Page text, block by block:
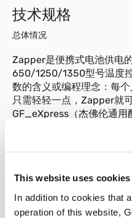
This website uses cookies
In addition to cookies that
operation of this website,
技术规格
总体情况
Zapper是便携式电池供电
650/1250/1350型号温度
数的含义或编程理念：每
只需轻轻一点，Zapper就
GF_eXpress（杰佛伦通用
复制你需要的程序（参数
Zapper中，方便你随时粘
误地复制配置。你的控制
装在面板上的控制器。